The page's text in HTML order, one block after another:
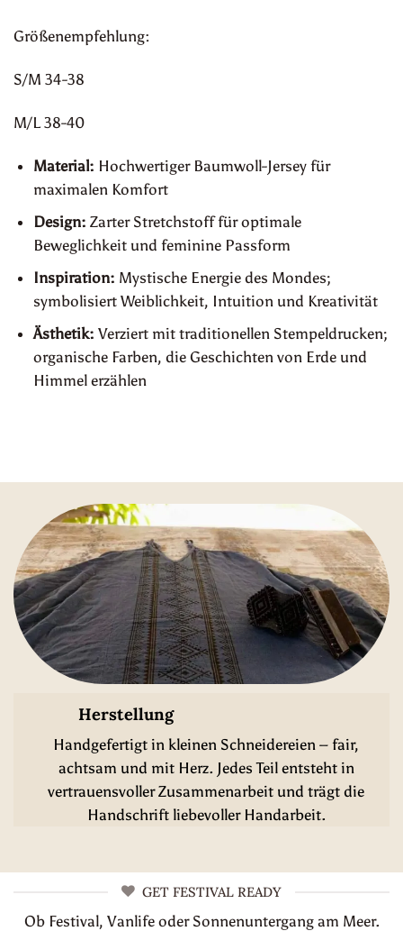
Größenempfehlung:
S/M 34-38
M/L 38-40
Material: Hochwertiger Baumwoll-Jersey für
maximalen Komfort
Design: Zarter Stretchstoff für optimale
Beweglichkeit und feminine Passform
Inspiration: Mystische Energie des Mondes;
symbolisiert Weiblichkeit, Intuition und Kreativität
Ästhetik: Verziert mit traditionellen Stempeldrucken;
organische Farben, die Geschichten von Erde und
Himmel erzählen
Herstellung
Handgefertigt in kleinen Schneidereien – fair,
achtsam und mit Herz. Jedes Teil entsteht in
vertrauensvoller Zusammenarbeit und trägt die
Handschrift liebevoller Handarbeit.
GET FESTIVAL READY
Ob Festival, Vanlife oder Sonnenuntergang am Meer.